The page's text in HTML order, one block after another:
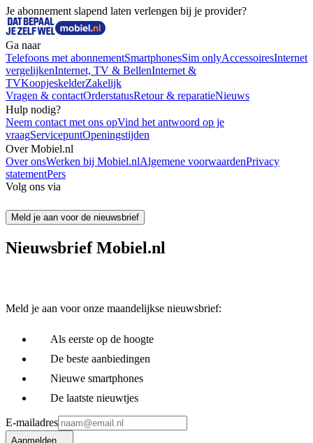
Je abonnement slapend laten verlengen bij je provider?
Ga naar
Telefoons met abonnementSmartphonesSim onlyAccessoiresInternet
vergelijkenInternet, TV & BellenInternet &
TVKoopjeskelderZakelijk
Vragen & contactOrderstatusRetour & reparatieNieuws
Hulp nodig?
Neem contact met ons opVind het antwoord op je
vraagServicepuntOpeningstijden
Over Mobiel.nl
Over onsWerken bij Mobiel.nlAlgemene voorwaardenPrivacy
statementPers
Volg ons via
Meld je aan voor de nieuwsbrief
Nieuwsbrief Mobiel.nl
Meld je aan voor onze maandelijkse nieuwsbrief:
Als eerste op de hoogte
De beste aanbiedingen
Nieuwe smartphones
De laatste nieuwtjes
E-mailadres
Aanmelden